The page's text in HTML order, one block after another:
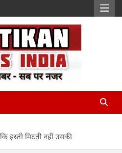
हस्ती मिटती नहीं उसकी